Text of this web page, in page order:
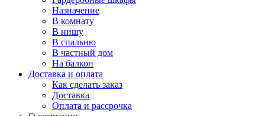
Назначение
В комнату
В нишу
В спальню
В частный дом
На балкон
Доставка и оплата
Как сделать заказ
Доставка
Оплата и рассрочка